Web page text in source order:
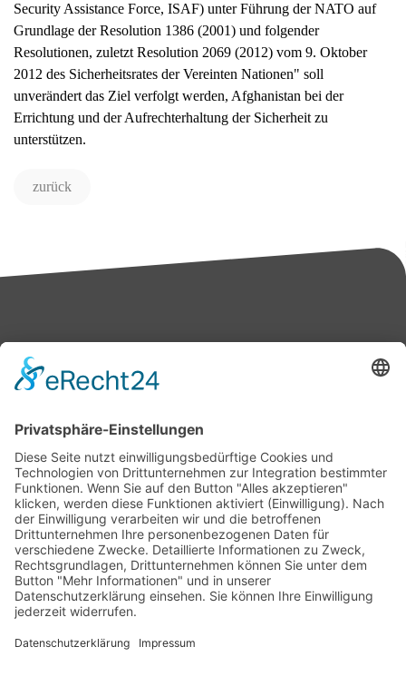
Security Assistance Force, ISAF) unter Führung der NATO auf
Grundlage der Resolution 1386 (2001) und folgender
Resolutionen, zuletzt Resolution 2069 (2012) vom 9. Oktober
2012 des Sicherheitsrates der Vereinten Nationen" soll
unverändert das Ziel verfolgt werden, Afghanistan bei der
Errichtung und der Aufrechterhaltung der Sicherheit zu
unterstützen.
zurück
Mitglied des Deutschen Bundestages
Presse & Downloads
Pressemitteilungen
Pressefotos
BASis Info
Newsletter-Abo